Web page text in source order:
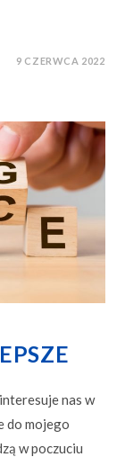
9 CZERWCA 2022
nas w
do mojego
w poczuciu